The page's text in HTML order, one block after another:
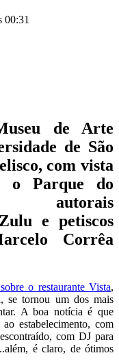
00:31
de Arte
de São
com vista
o Parque do
autorais
e petiscos
Corrêa
o restaurante Vista,
se tornou um dos mais
A boa notícia é que
estabelecimento, com
com DJ para
é claro, de ótimos